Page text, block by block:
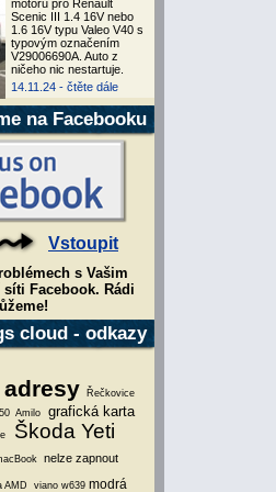
motoru pro Renault
Scenic III 1.4 16V nebo
1.6 16V typu Valeo V40 s
typovým označením
V29006690A. Auto z
ničeho nic nestartuje.
14.11.24 - čtěte dále
na Facebooku
Vstoupit
s Vašim
Facebook. Rádi
cloud - odkazy
Řečkovice
Amilo
grafická karta
Škoda Yeti
nelze zapnout
AMD viano w639 modrá